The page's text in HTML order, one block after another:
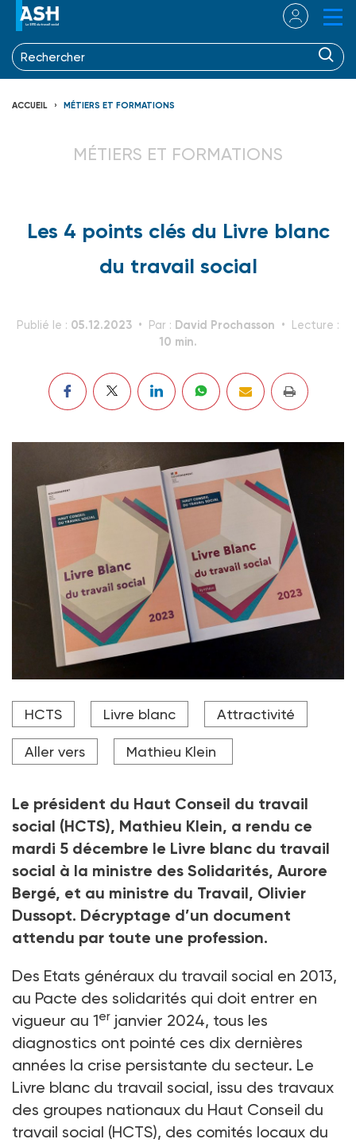
ACCUEIL MÉTIERS ET FORMATIONS
MÉTIERS ET FORMATIONS
Les 4 points clés du Livre blanc
du travail social
Publié le : 05.12.2023 Par : David Prochasson Lecture :
10 min.
Le Livre blanc du travail social... et sa synthèse.
Crédit photo DR
HCTS Livre blanc Attractivité
Aller vers Mathieu Klein
Le président du Haut Conseil du travail
social (HCTS), Mathieu Klein, a rendu ce
mardi 5 décembre le Livre blanc du travail
social à la ministre des Solidarités, Aurore
Bergé, et au ministre du Travail, Olivier
Dussopt. Décryptage d’un document
attendu par toute une profession.
Des Etats généraux du travail social en 2013,
au Pacte des solidarités qui doit entrer en
vigueur au 1er janvier 2024, tous les
diagnostics ont pointé ces dix dernières
années la crise persistante du secteur. Le
Livre blanc du travail social, issu des travaux
des groupes nationaux du Haut Conseil du
travail social (HCTS), des comités locaux du